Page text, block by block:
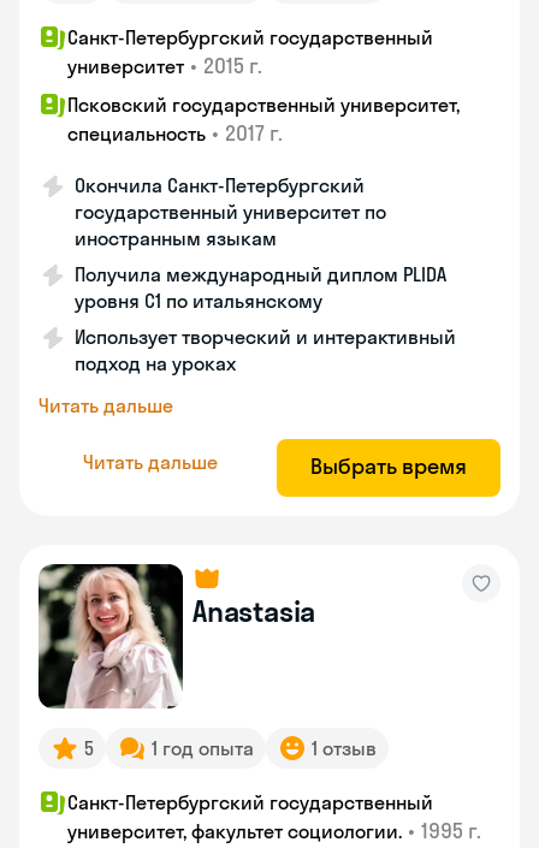
Санкт-Петербургский государственный
университет • 2015 г.
Псковский государственный университет,
специальность • 2017 г.
Окончила Санкт-Петербургский
государственный университет по
иностранным языкам
Получила международный диплом PLIDA
уровня С1 по итальянскому
Использует творческий и интерактивный
подход на уроках
Читать дальше
Читать дальше Выбрать время
Anastasia
5 1 год опыта 1 отзыв
Санкт-Петербургский государственный
университет, факультет социологии. • 1995 г.